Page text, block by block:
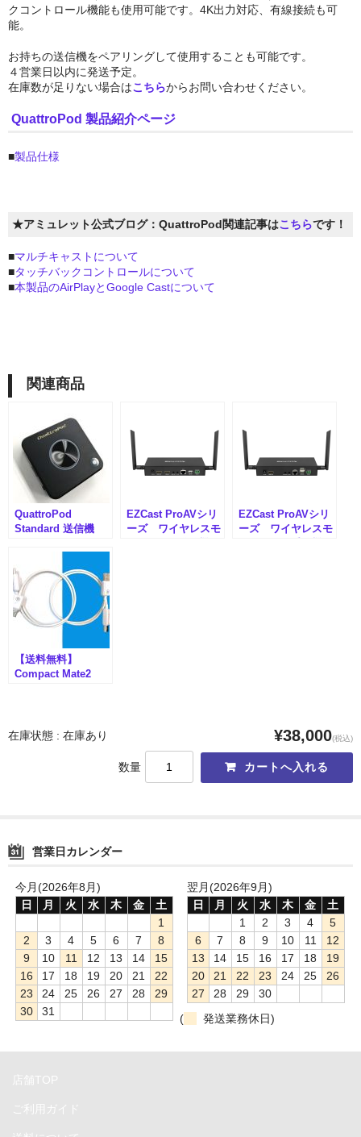
PCIe拡張ボックス
GPU拡張ボックスセット
ネットワークアダプタ
ポータブルドライブケース
メモリーカード
メモリーカードリーダー
ラックマウント
ワイヤレスHDMIエクステンダー
HDMI伝送機
リモートKVMスイッチ
Lin4neuro搭載
付属製品
FireWire
HDMI&DisplayPort
PCIe
SATA
クコントロール機能も使用可能です。4K出力対応、有線接続も可
能。
お持ちの送信機をペアリングして使用することも可能です。
４営業日以内に発送予定。
在庫数が足りない場合はこちらからお問い合わせください。
QuattroPod 製品紹介ページ
■製品仕様
★アミュレット公式ブログ：QuattroPod関連記事はこちらです！
■マルチキャストについて
■タッチバックコントロールについて
■本製品のAirPlayとGoogle Castについて
関連商品
QuattroPod
Standard 送信機
EZCast ProAVシリ
ーズ ワイヤレスモ
EZCast ProAVシリ
ーズ ワイヤレスモ
【送料無料】
Compact Mate2
在庫状態 : 在庫あり ¥38,000(税込)
数量
営業日カレンダー
今月(2026年8月)
日
月 火 水 木 金
土
1
2
3 4 5 6 7
8
9
10 11 12 13 14
15
16
17 18 19 20 21
22
23
24 25 26 27 28
29
30
31
翌月(2026年9月)
日
月 火 水 木 金
土
1
2 3 4
5
6
7 8 9 10 11
12
13
14 15 16 17 18
19
20
21 22 23 24 25
26
27
28 29
30
(
発送業務休日)
店舗TOP
ご利用ガイド